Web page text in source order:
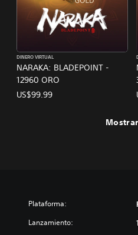
NARAKA: BLADEPOINT -
12960 ORO
DINERO VIRTUAL
US$99.99
Plataforma:
Lanzamiento: